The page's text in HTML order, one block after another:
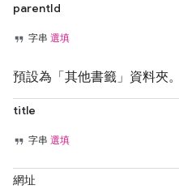
parentId
字串 選填
預設為「其他書籤」資料夾。
title
字串 選填
網址